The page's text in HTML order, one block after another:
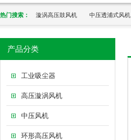
热门搜索： 漩涡高压鼓风机 中压透浦式风机
产品分类
工业吸尘器
高压漩涡风机
中压风机
环形高压风机